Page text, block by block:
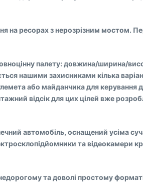
на ресорах з нерозрізним мостом.
палету: довжина/ширина/
нашими захисниками кілька
або майданчика для керування
відсік для цих цілей вже
автомобіль, оснащений усіма
та відеокамери
та доволі простому